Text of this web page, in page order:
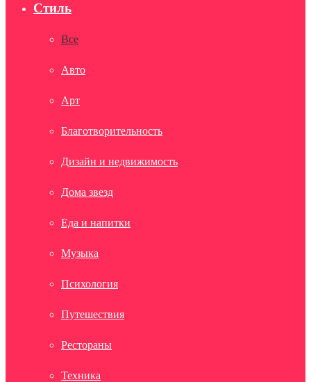
Стиль
Все
Авто
Арт
Благотворительность
Дизайн и недвижимость
Дома звезд
Еда и напитки
Музыка
Психология
Путешествия
Рестораны
Техника